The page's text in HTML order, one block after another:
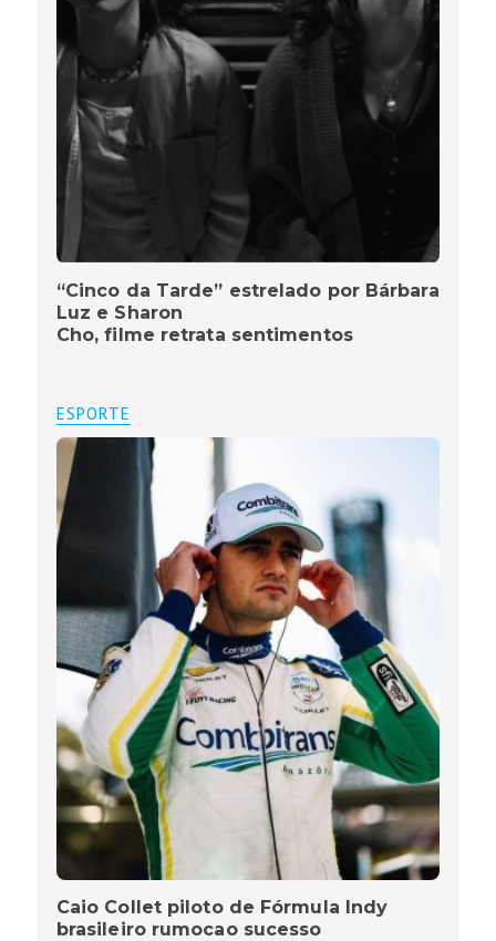
“Cinco da Tarde” estrelado por Bárbara
Luz e Sharon
Cho, filme retrata sentimentos
ESPORTE
Caio Collet piloto de Fórmula Indy
brasileiro rumocao sucesso